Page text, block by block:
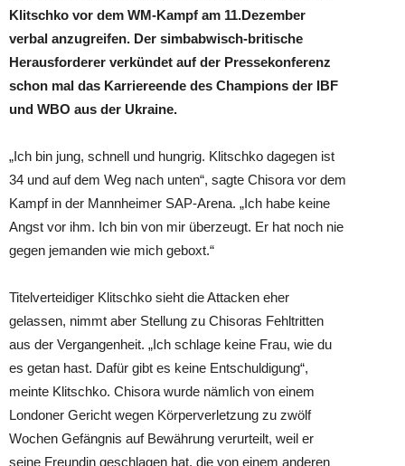
Klitschko vor dem WM-Kampf am 11.Dezember
verbal anzugreifen. Der simbabwisch-britische
Herausforderer verkündet auf der Pressekonferenz
schon mal das Karriereende des Champions der IBF
und WBO aus der Ukraine.
„Ich bin jung, schnell und hungrig. Klitschko dagegen ist
34 und auf dem Weg nach unten“, sagte Chisora vor dem
Kampf in der Mannheimer SAP-Arena. „Ich habe keine
Angst vor ihm. Ich bin von mir überzeugt. Er hat noch nie
gegen jemanden wie mich geboxt.“
Titelverteidiger Klitschko sieht die Attacken eher
gelassen, nimmt aber Stellung zu Chisoras Fehltritten
aus der Vergangenheit. „Ich schlage keine Frau, wie du
es getan hast. Dafür gibt es keine Entschuldigung“,
meinte Klitschko. Chisora wurde nämlich von einem
Londoner Gericht wegen Körperverletzung zu zwölf
Wochen Gefängnis auf Bewährung verurteilt, weil er
seine Freundin geschlagen hat, die von einem anderen